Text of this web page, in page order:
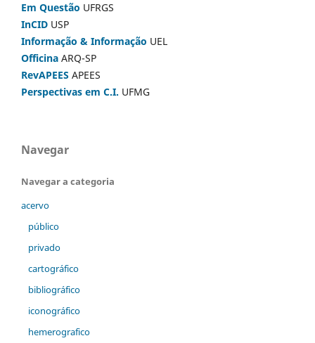
Em Questão UFRGS
InCID USP
Informação & Informação UEL
Officina ARQ-SP
RevAPEES APEES
Perspectivas em C.I. UFMG
Navegar
Navegar a categoria
acervo
público
privado
cartográfico
bibliográfico
iconográfico
hemerografico